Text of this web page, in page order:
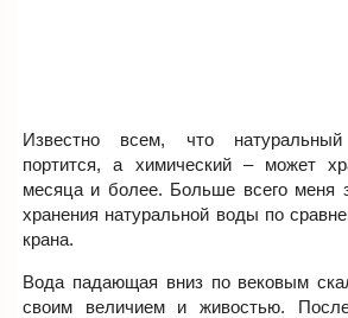
Известно всем, что
портится, а химический – может
месяца и более. Больше всего меня
хранения натуральной воды по
крана.
Вода падающая вниз по вековым
своим величием и живостью.